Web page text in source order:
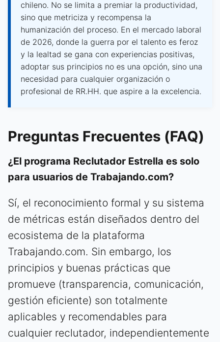
chileno. No se limita a premiar la productividad,
sino que metriciza y recompensa la
humanización del proceso. En el mercado laboral
de 2026, donde la guerra por el talento es feroz
y la lealtad se gana con experiencias positivas,
adoptar sus principios no es una opción, sino una
necesidad para cualquier organización o
profesional de RR.HH. que aspire a la excelencia.
Preguntas Frecuentes (FAQ)
¿El programa Reclutador Estrella es solo
para usuarios de Trabajando.com?
Sí, el reconocimiento formal y su sistema
de métricas están diseñados dentro del
ecosistema de la plataforma
Trabajando.com. Sin embargo, los
principios y buenas prácticas que
promueve (transparencia, comunicación,
gestión eficiente) son totalmente
aplicables y recomendables para
cualquier reclutador, independientemente